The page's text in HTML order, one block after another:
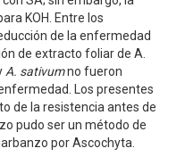
KOH. Entre los
de la enfermedad
de extracto foliar de A.
A. sativumno fueron
Los presentes
de la resistencia antes de
pudo ser un método de
por Ascochyta.